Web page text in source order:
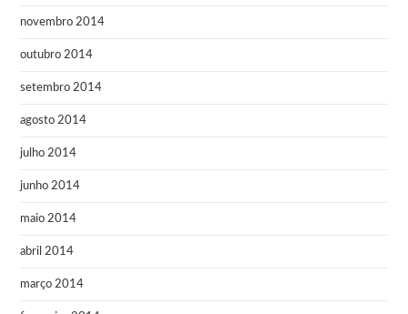
novembro 2014
outubro 2014
setembro 2014
agosto 2014
julho 2014
junho 2014
maio 2014
abril 2014
março 2014